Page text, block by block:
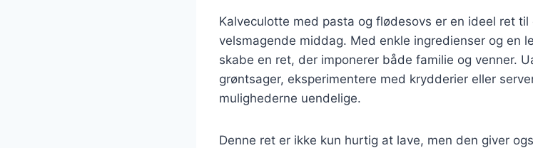
Kalveculotte med pasta og flødesovs er en ideel ret
velsmagende middag. Med enkle ingredienser og en
skabe en ret, der imponerer både familie og venner.
grøntsager, eksperimentere med krydderier eller
mulighederne uendelige.
Denne ret er ikke kun hurtig at lave, men den giver